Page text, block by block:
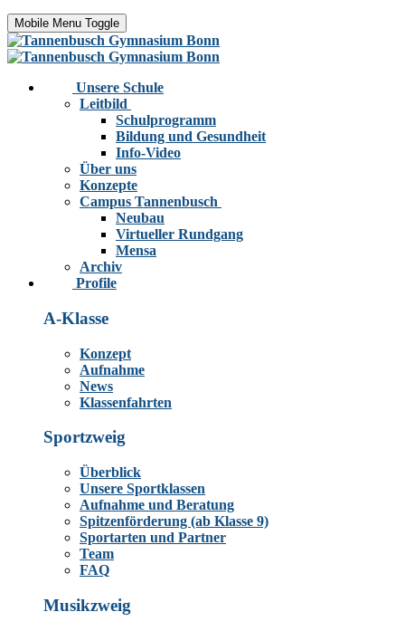
Mobile Menu Toggle
Unsere Schule
Leitbild
Schulprogramm
Bildung und Gesundheit
Info-Video
Über uns
Konzepte
Campus Tannenbusch
Neubau
Virtueller Rundgang
Mensa
Archiv
Profile
A-Klasse
Konzept
Aufnahme
News
Klassenfahrten
Sportzweig
Überblick
Unsere Sportklassen
Aufnahme und Beratung
Spitzenförderung (ab Klasse 9)
Sportarten und Partner
Team
FAQ
Musikzweig